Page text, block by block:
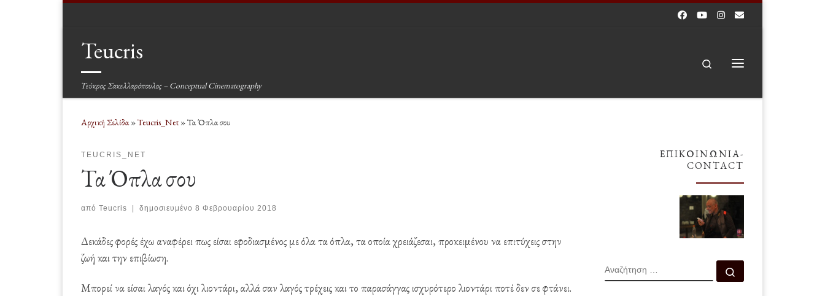
Teucris
Τεύκρος Σακελλαρόπουλος – Conceptual Cinematography
Search
Αρχική Σελίδα»Teucris_Net »Τα Όπλα σου
TEUCRIS_NET
Τα Όπλα σου
από Teucris | δημοσιευμένο 8 Φεβρουαρίου 2018
Δεκάδες φορές έχω αναφέρει πως είσαι εφοδιασμένος με όλα τα όπλα, τα οποία χρειάζεσαι, προκειμένου να επιτύχεις στην
ζωή και την επιβίωση.
Μπορεί να είσαι λαγός και όχι λιοντάρι, αλλά σαν λαγός τρέχεις και το παρασάγγας ισχυρότερο λιοντάρι ποτέ δεν σε φτάνει.
ΕΠΙΚΟΙΝΩΝΊΑ-
CONTACT
ΑΝΑΖΉΤΗΣΗ